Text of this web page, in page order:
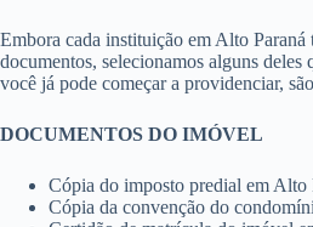
Embora cada instituição em Alto Paraná
documentos, selecionamos alguns deles
você já pode começar a providenciar,
DOCUMENTOS DO IMÓVEL
Cópia do imposto predial em Alto
Cópia da convenção do